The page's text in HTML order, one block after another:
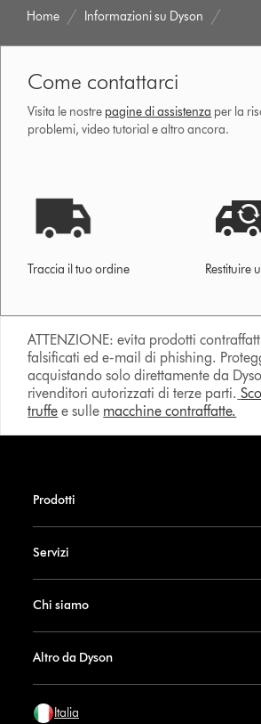
Home Informazioni su Dyson
Come contattarci
Visita le nostre pagine di assistenza per la
problemi, video tutorial e altro ancora.
Traccia il tuo ordine Restituire
ATTENZIONE: evita prodotti
falsificati ed e-mail di phishing.
acquistando solo direttamente da
rivenditori autorizzati di terze parti.
truffe e sulle macchine contraffatte.
Prodotti
Servizi
Chi siamo
Altro da Dyson
Italia